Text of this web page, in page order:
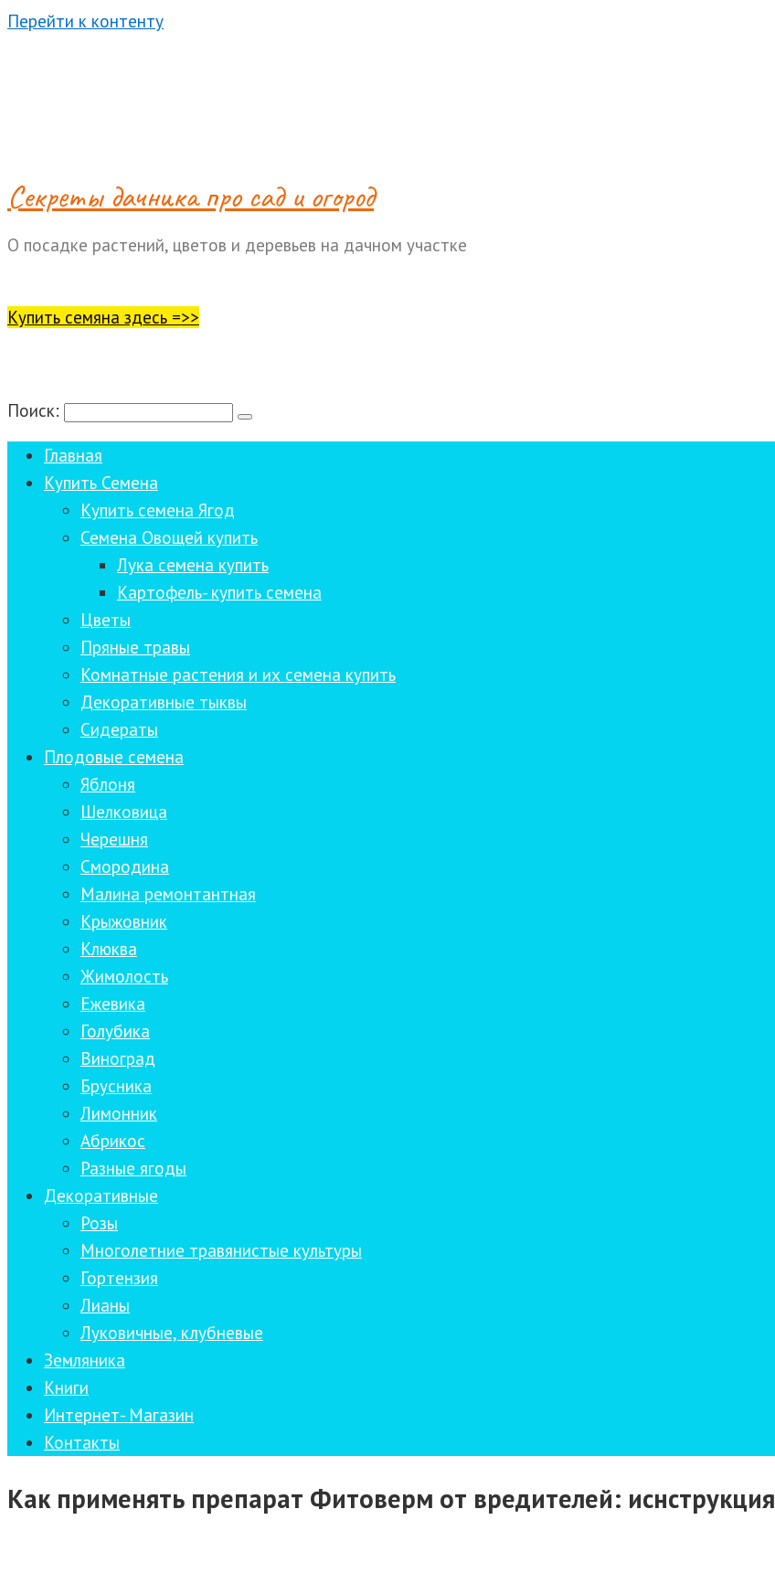
Перейти к контенту
Cекреты дачника про сад и огород
О посадке растений, цветов и деревьев на дачном участке
Купить семяна здесь =>>
Поиск:
Главная
Купить Семена
Купить семена Ягод
Семена Овощей купить
Лука семена купить
Картофель- купить семена
Цветы
Пряные травы
Комнатные растения и их семена купить
Декоративные тыквы
Сидераты
Плодовые семена
Яблоня
Шелковица
Черешня
Смородина
Малина ремонтантная
Крыжовник
Клюква
Жимолость
Ежевика
Голубика
Виноград
Брусника
Лимонник
Абрикос
Разные ягоды
Декоративные
Розы
Многолетние травянистые культуры
Гортензия
Лианы
Луковичные, клубневые
Земляника
Книги
Интернет- Магазин
Контакты
Как применять препарат Фитоверм от вредителей: иснструкция